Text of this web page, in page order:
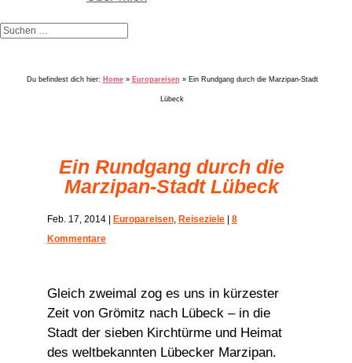
Du befindest dich hier: Home» Europareisen » Ein Rundgang durch die Marzipan-Stadt
Lübeck
Ein Rundgang durch die
Marzipan-Stadt Lübeck
Feb. 17, 2014| Europareisen, Reiseziele| 8
Kommentare
Gleich zweimal zog es uns in kürzester
Zeit von Grömitz nach Lübeck – in die
Stadt der sieben Kirchtürme und Heimat
des weltbekannten Lübecker Marzipan.